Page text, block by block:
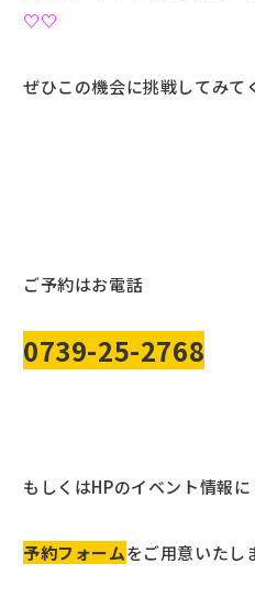
♡♡
ぜひこの機会に挑戦してみて
ご予約はお電話
0739-25-2768
もしくはHPのイベント情報に
予約フォームをご用意いたし